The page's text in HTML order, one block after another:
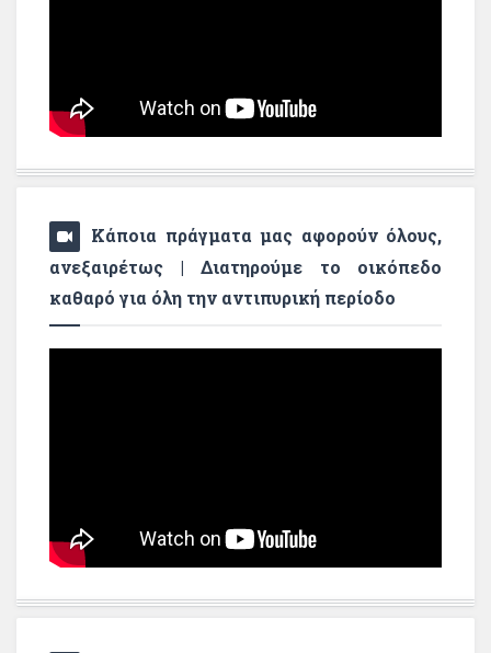
Κάποια πράγματα μας αφορούν όλους,
ανεξαιρέτως | Διατηρούμε το οικόπεδο
καθαρό για όλη την αντιπυρική περίοδο